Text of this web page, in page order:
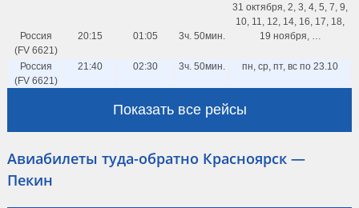
Россия
(FV 6621)
20:15 01:05 3ч. 50мин.
31 октября, 2, 3, 4, 5, 7, 9,
10, 11, 12, 14, 16, 17, 18,
19 ноября, …
Россия
(FV 6621)
21:40 02:30 3ч. 50мин. пн, ср, пт, вс по 23.10
Показать все рейсы
Авиабилеты туда-обратно Красноярск —
Пекин